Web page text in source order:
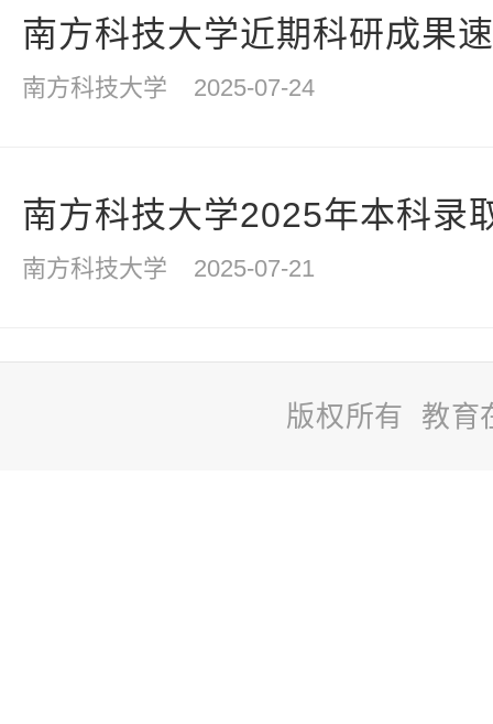
南方科技大学近期科研成果
南方科技大学 2025-07-24
南方科技大学2025年本科录
南方科技大学 2025-07-21
版权所有 教育